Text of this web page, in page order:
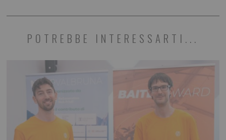
POTREBBE INTERESSARTI...